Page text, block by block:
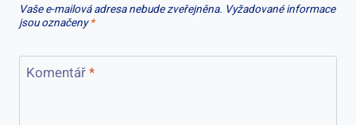
Vaše e-mailová adresa nebude zveřejněna. Vyžadované informace
jsou označeny*
Komentář*